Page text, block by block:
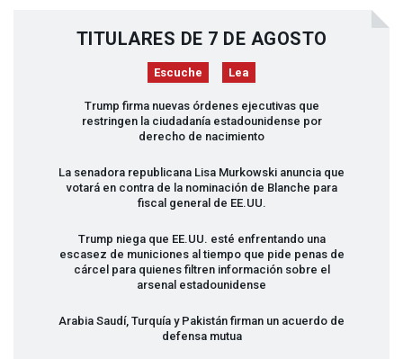
TITULARES DE 7 DE AGOSTO
Escuche Lea
Trump firma nuevas órdenes ejecutivas que
restringen la ciudadanía estadounidense por
derecho de nacimiento
La senadora republicana Lisa Murkowski anuncia que
votará en contra de la nominación de Blanche para
fiscal general de EE.UU.
Trump niega que EE.UU. esté enfrentando una
escasez de municiones al tiempo que pide penas de
cárcel para quienes filtren información sobre el
arsenal estadounidense
Arabia Saudí, Turquía y Pakistán firman un acuerdo de
defensa mutua